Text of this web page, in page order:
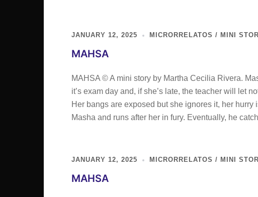
JANUARY 12, 2025 MICRORRELATOS / MINI
MAHSA
MAHSA © A mini story by Martha Cecilia Rivera.
it’s exam day and, if she’s late, the teacher will let
Her bangs are exposed but she ignores it, her
Masha and runs after her in fury. Eventually, he
JANUARY 12, 2025 MICRORRELATOS / MINI
MAHSA